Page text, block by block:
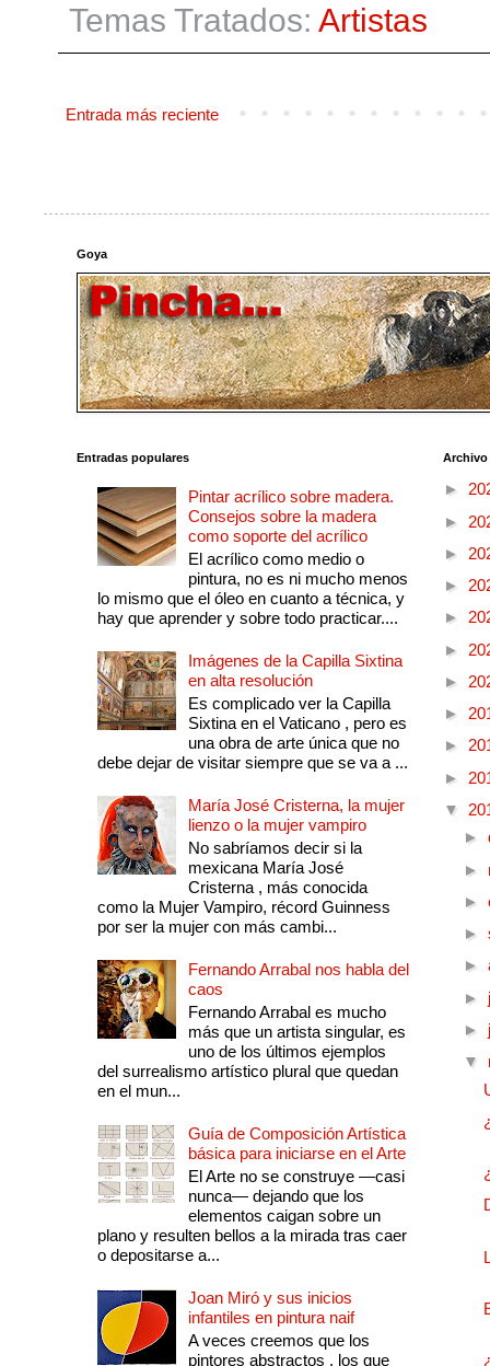
Temas Tratados: Artistas
Entrada más reciente
Goya
Entradas populares
Pintar acrílico sobre madera.
Consejos sobre la madera
como soporte del acrílico
El acrílico como medio o
pintura, no es ni mucho menos
lo mismo que el óleo en cuanto a técnica, y
hay que aprender y sobre todo practicar....
Imágenes de la Capilla Sixtina
en alta resolución
Es complicado ver la Capilla
Sixtina en el Vaticano , pero es
una obra de arte única que no
debe dejar de visitar siempre que se va a ...
María José Cristerna, la mujer
lienzo o la mujer vampiro
No sabríamos decir si la
mexicana María José
Cristerna , más conocida
como la Mujer Vampiro, récord Guinness
por ser la mujer con más cambi...
Fernando Arrabal nos habla del
caos
Fernando Arrabal es mucho
más que un artista singular, es
uno de los últimos ejemplos
del surrealismo artístico plural que quedan
en el mun...
Guía de Composición Artística
básica para iniciarse en el Arte
El Arte no se construye —casi
nunca— dejando que los
elementos caigan sobre un
plano y resulten bellos a la mirada tras caer
o depositarse a...
Joan Miró y sus inicios
infantiles en pintura naif
A veces creemos que los
pintores abstractos , los que
►
►
►
►
►
►
►
►
►
►
▼
►
►
►
►
►
►
►
▼